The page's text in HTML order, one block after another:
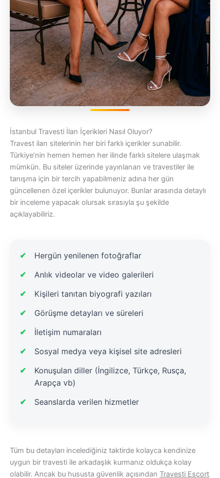
İstanbul Travesti İlan İçerikleri Nasıl Oluyor?
Travest ilan sitelerinin her biri farklı içerikler sunabilir.
Türkiye’nin hemen hemen her ilinde farklı sitelere ulaşmak
mümkün. Bu siteler üzerinde yayınlanan ve travestiler ile
tanışma için bir tercih yapabilmeniz adına her gün
güncellenen özel içerikler bulunuyor. Bunlar arasında detaylı
bir inceleme yapacak olursak sırasıyla şu şekilde
açıklayabiliriz.
Hergün yenilenen fotoğraflar
Anlık videolar ve video galerileri
Kişileri tanıtan biyografi yazıları
Görüşme detayları ve süreleri
İletişim numaraları
Sosyal medya veya kişisel site adresleri
Konuşulan diller (İngilizce, Türkçe, Rusça,
Arapça vb)
Seanslarda verilen hizmetler
Tüm bu detayları incelediğiniz taktirde kolayca kendinize
uygun bir travesti ile arkadaşlık kurmanız oldukça kolay
olabilir. Ancak bu hususta güvenlik açısından Travesti Escort